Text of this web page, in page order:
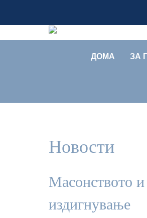
ДОМА ЗА
Новости
Масонството и
издигнување